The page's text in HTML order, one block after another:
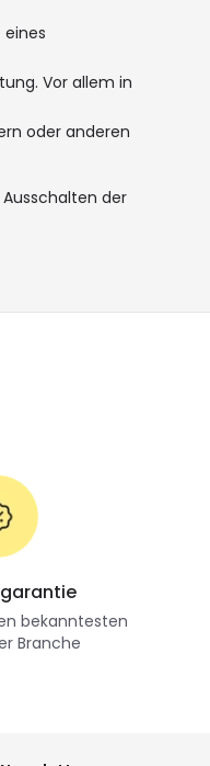
eines
Vor allem in
oder anderen
der
bekanntesten
Branche